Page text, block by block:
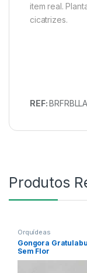
item real.
cicatrizes.
REF:
Produtos
Orquídeas
Gongora
Sem Flor